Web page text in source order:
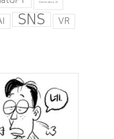
Generative AI
SNS VR